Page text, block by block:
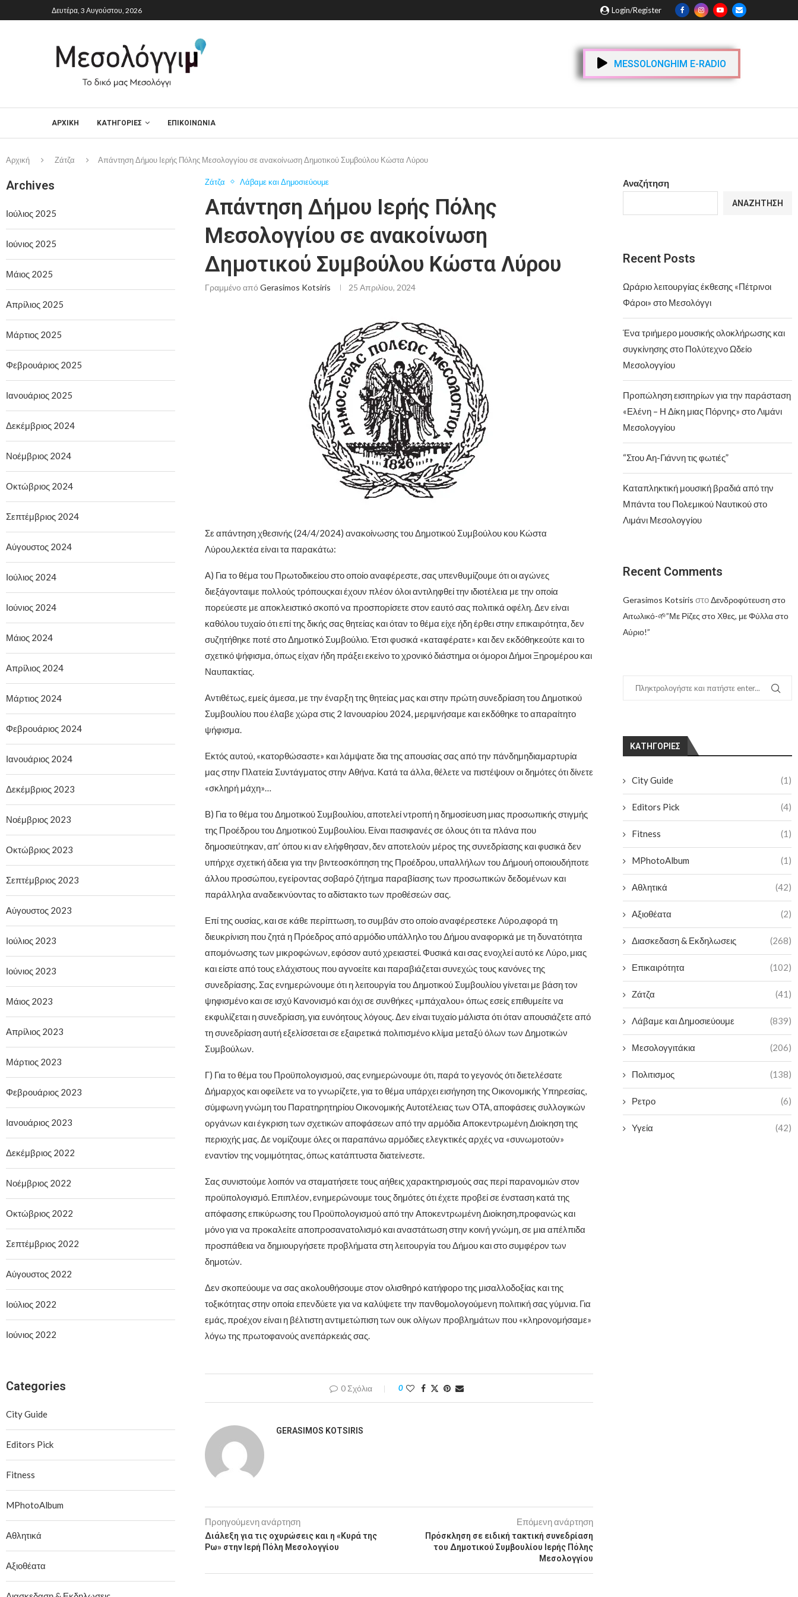
Δευτέρα, 3 Αυγούστου, 2026 Login/Register
MESSOLONGHIM E-RADIO
ΑΡΧΙΚΉ ΚΑΤΗΓΟΡΙΕΣ ΕΠΙΚΟΙΝΩΝΙΑ
Αρχική Ζάτζα Απάντηση Δήμου Ιερής Πόλης Μεσολογγίου σε ανακοίνωση Δημοτικού Συμβούλου Κώστα Λύρου
Ζάτζα Λάβαμε και Δημοσιεύουμε
Απάντηση Δήμου Ιερής Πόλης
Μεσολογγίου σε ανακοίνωση
Δημοτικού Συμβούλου Κώστα Λύρου
Γραμμένο από Gerasimos Kotsiris 25 Απριλίου, 2024
Σε απάντηση χθεσινής (24/4/2024) ανακοίνωσης του Δημοτικού Συμβούλου κου Κώστα
Λύρου,λεκτέα είναι τα παρακάτω:
Α) Για το θέμα του Πρωτοδικείου στο οποίο αναφέρεστε, σας υπενθυμίζουμε ότι οι αγώνες
διεξάγονταιμε πολλούς τρόπουςκαι έχουν πλέον όλοι αντιληφθεί την ιδιοτέλεια με την οποία
πορεύεστε με αποκλειστικό σκοπό να προσπορίσετε στον εαυτό σας πολιτικά οφέλη. Δεν είναι
καθόλου τυχαίο ότι επί της δικής σας θητείας και όταν το θέμα είχε ήδη έρθει στην επικαιρότητα, δεν
συζητήθηκε ποτέ στο Δημοτικό Συμβούλιο. Έτσι φυσικά «καταφέρατε» και δεν εκδόθηκεούτε και το
σχετικό ψήφισμα, όπως είχαν ήδη πράξει εκείνο το χρονικό διάστημα οι όμοροι Δήμοι Ξηρομέρου και
Ναυπακτίας.
Αντιθέτως, εμείς άμεσα, με την έναρξη της θητείας μας και στην πρώτη συνεδρίαση του Δημοτικού
Συμβουλίου που έλαβε χώρα στις 2 Ιανουαρίου 2024, μεριμνήσαμε και εκδόθηκε το απαραίτητο
ψήφισμα.
Εκτός αυτού, «κατορθώσαστε» και λάμψατε δια της απουσίας σας από την πάνδημηδιαμαρτυρία
μας στην Πλατεία Συντάγματος στην Αθήνα. Κατά τα άλλα, θέλετε να πιστέψουν οι δημότες ότι δίνετε
«σκληρή μάχη»…
Β) Για το θέμα του Δημοτικού Συμβουλίου, αποτελεί ντροπή η δημοσίευση μιας προσωπικής στιγμής
της Προέδρου του Δημοτικού Συμβουλίου. Είναι πασιφανές σε όλους ότι τα πλάνα που
δημοσιεύτηκαν, απ’ όπου κι αν ελήφθησαν, δεν αποτελούν μέρος της συνεδρίασης και φυσικά δεν
υπήρχε σχετική άδεια για την βιντεοσκόπηση της Προέδρου, υπαλλήλων του Δήμουή οποιουδήποτε
άλλου προσώπου, εγείροντας σοβαρό ζήτημα παραβίασης των προσωπικών δεδομένων και
παράλληλα αναδεικνύοντας το αδίστακτο των προθέσεών σας.
Επί της ουσίας, και σε κάθε περίπτωση, το συμβάν στο οποίο αναφέρεστεκε Λύρο,αφορά τη
διευκρίνιση που ζητά η Πρόεδρος από αρμόδιο υπάλληλο του Δήμου αναφορικά με τη δυνατότητα
απομόνωσης των μικροφώνων, εφόσον αυτό χρειαστεί. Φυσικά και σας ενοχλεί αυτό κε Λύρο, μιας
και είστε από τους ελάχιστους που αγνοείτε και παραβιάζεται συνεχώς τους κανόνες της
συνεδρίασης. Σας ενημερώνουμε ότι η λειτουργία του Δημοτικού Συμβουλίου γίνεται με βάση τον
ψηφισμένο και σε ισχύ Κανονισμό και όχι σε συνθήκες «μπάχαλου» όπως εσείς επιθυμείτε να
εκφυλίζεται η συνεδρίαση, για ευνόητους λόγους. Δεν είναι τυχαίο μάλιστα ότι όταν απουσιάζετε από
τη συνεδρίαση αυτή εξελίσσεται σε εξαιρετικά πολιτισμένο κλίμα μεταξύ όλων των Δημοτικών
Συμβούλων.
Γ) Για το θέμα του Προϋπολογισμού, σας ενημερώνουμε ότι, παρά το γεγονός ότι διετελέσατε
Δήμαρχος και οφείλετε να το γνωρίζετε, για το θέμα υπάρχει εισήγηση της Οικονομικής Υπηρεσίας,
σύμφωνη γνώμη του Παρατηρητηρίου Οικονομικής Αυτοτέλειας των ΟΤΑ, αποφάσεις συλλογικών
οργάνων και έγκριση των σχετικών αποφάσεων από την αρμόδια Αποκεντρωμένη Διοίκηση της
περιοχής μας. Δε νομίζουμε όλες οι παραπάνω αρμόδιες ελεγκτικές αρχές να «συνωμοτούν»
εναντίον της νομιμότητας, όπως κατάπτυστα διατείνεστε.
Σας συνιστούμε λοιπόν να σταματήσετε τους αήθεις χαρακτηρισμούς σας περί παρανομιών στον
προϋπολογισμό. Επιπλέον, ενημερώνουμε τους δημότες ότι έχετε προβεί σε ένσταση κατά της
απόφασης επικύρωσης του Προϋπολογισμού από την Αποκεντρωμένη Διοίκηση,προφανώς και
μόνο για να προκαλείτε αποπροσανατολισμό και αναστάτωση στην κοινή γνώμη, σε μια απέλπιδα
προσπάθεια να δημιουργήσετε προβλήματα στη λειτουργία του Δήμου και στο συμφέρον των
δημοτών.
Δεν σκοπεύουμε να σας ακολουθήσουμε στον ολισθηρό κατήφορο της μισαλλοδοξίας και της
τοξικότητας στην οποία επενδύετε για να καλύψετε την πανθομολογούμενη πολιτική σας γύμνια. Για
εμάς, προέχον είναι η βέλτιστη αντιμετώπιση των ουκ ολίγων προβλημάτων που «κληρονομήσαμε»
λόγω της πρωτοφανούς ανεπάρκειάς σας.
0 Σχόλια 0
GERASIMOS KOTSIRIS
Προηγούμενη ανάρτηση
Διάλεξη για τις οχυρώσεις και η «Κυρά της
Ρω» στην Ιερή Πόλη Μεσολογγίου
Επόμενη ανάρτηση
Πρόσκληση σε ειδική τακτική συνεδρίαση
του Δημοτικού Συμβουλίου Ιερής Πόλης
Μεσολογγίου
Αναζήτηση
ΑΝΑΖΉΤΗΣΗ
Recent Posts
Ωράριο λειτουργίας έκθεσης «Πέτρινοι
Φάροι» στο Μεσολόγγι
Ένα τριήμερο μουσικής ολοκλήρωσης και
συγκίνησης στο Πολύτεχνο Ωδείο
Μεσολογγίου
Προπώληση εισιτηρίων για την παράσταση
«Ελένη – Η Δίκη μιας Πόρνης» στο Λιμάνι
Μεσολογγίου
“Στου Αη-Γιάννη τις φωτιές”
Καταπληκτική μουσική βραδιά από την
Μπάντα του Πολεμικού Ναυτικού στο
Λιμάνι Μεσολογγίου
Recent Comments
Gerasimos Kotsiris στοΔενδροφύτευση στο
Αιτωλικό-🌱”Με Ρίζες στο Χθες, με Φύλλα στο
Αύριο!”
KΑΤΗΓΟΡΊΕΣ
City Guide (1)
Editors Pick (4)
Fitness (1)
MPhotoAlbum (1)
Αθλητικά (42)
Αξιοθέατα (2)
Διασκεδαση & Εκδηλωσεις (268)
Επικαιρότητα (102)
Ζάτζα (41)
Λάβαμε και Δημοσιεύουμε (839)
Μεσολογγιτάκια (206)
Πολιτισμος (138)
Ρετρο (6)
Υγεία (42)
Archives
Ιούλιος 2025
Ιούνιος 2025
Μάιος 2025
Απρίλιος 2025
Μάρτιος 2025
Φεβρουάριος 2025
Ιανουάριος 2025
Δεκέμβριος 2024
Νοέμβριος 2024
Οκτώβριος 2024
Σεπτέμβριος 2024
Αύγουστος 2024
Ιούλιος 2024
Ιούνιος 2024
Μάιος 2024
Απρίλιος 2024
Μάρτιος 2024
Φεβρουάριος 2024
Ιανουάριος 2024
Δεκέμβριος 2023
Νοέμβριος 2023
Οκτώβριος 2023
Σεπτέμβριος 2023
Αύγουστος 2023
Ιούλιος 2023
Ιούνιος 2023
Μάιος 2023
Απρίλιος 2023
Μάρτιος 2023
Φεβρουάριος 2023
Ιανουάριος 2023
Δεκέμβριος 2022
Νοέμβριος 2022
Οκτώβριος 2022
Σεπτέμβριος 2022
Αύγουστος 2022
Ιούλιος 2022
Ιούνιος 2022
Categories
City Guide
Editors Pick
Fitness
MPhotoAlbum
Αθλητικά
Αξιοθέατα